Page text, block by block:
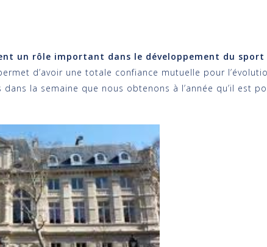
un rôle important dans le développement du sport
d’avoir une totale confiance mutuelle pour
la semaine que nous obtenons à l’année qu’il est